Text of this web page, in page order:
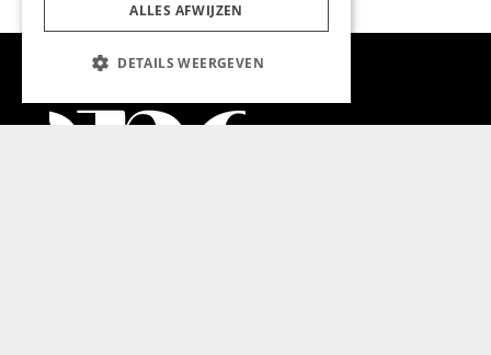
ALLES AFWIJZEN
DETAILS WEERGEVEN